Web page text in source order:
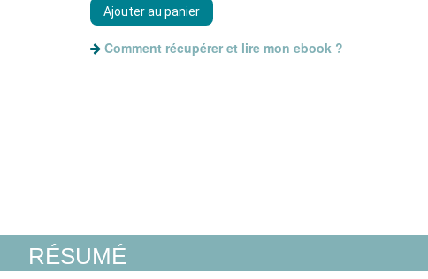
Comment récupérer et lire mon ebook ?
RÉSUMÉ